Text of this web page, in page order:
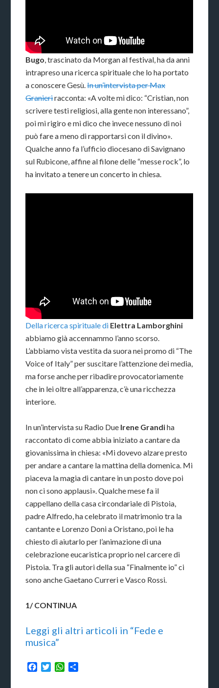
Bugo, trascinato da Morgan al festival, ha da anni
intrapreso una ricerca spirituale che lo ha portato
a conoscere Gesù.In un’intervista per Max
Granieriracconta: «A volte mi dico: “Cristian, non
scrivere testi religiosi, alla gente non interessano”,
poi mi rigiro e mi dico che invece nessuno di noi
può fare a meno di rapportarsi con il divino».
Qualche anno fa l’ufficio diocesano di Savignano
sul Rubicone, affine al filone delle “messe rock”, lo
ha invitato a tenere un concerto in chiesa.
Della ricerca spirituale di Elettra Lamborghini
abbiamo già accennammo l’anno scorso.
L’abbiamo vista vestita da suora nei promo di “The
Voice of Italy” per suscitare l’attenzione dei media,
ma forse anche per ribadire provocatoriamente
che in lei oltre all’apparenza, c’è una ricchezza
interiore.
In un’intervista su Radio Due Irene Grandiha
raccontato di come abbia iniziato a cantare da
giovanissima in chiesa: «Mi dovevo alzare presto
per andare a cantare la mattina della domenica. Mi
piaceva la magia di cantare in un posto dove poi
non ci sono applausi». Qualche mese fa il
cappellano della casa circondariale di Pistoia,
padre Alfredo, ha celebrato il matrimonio tra la
cantante e Lorenzo Doni a Oristano, poi le ha
chiesto di aiutarlo per l’animazione di una
celebrazione eucaristica proprio nel carcere di
Pistoia. Tra gli autori della sua “Finalmente io” ci
sono anche Gaetano Curreri e Vasco Rossi.
1/ CONTINUA
Leggi gli altri articoli in “Fede e
musica”
Facebook
TwitterWhatsApp